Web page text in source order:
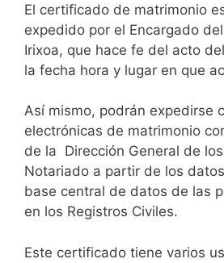
El certificado de matrimonio
expedido por el Encargado
Irixoa, que hace fe del acto
la fecha hora y lugar en que
Así mismo, podrán expedirse
electrónicas de matrimonio
de la Dirección General de
Notariado a partir de los
base central de datos de las
en los Registros Civiles.
Este certificado tiene varios